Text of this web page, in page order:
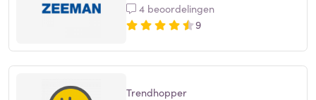
4 beoordelingen
9
Trendhopper